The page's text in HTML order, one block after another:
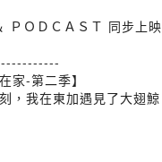
ＰＯＤＣＡＳＴ 同步上映
家-第二季】
，我在東加遇見了大翅鯨